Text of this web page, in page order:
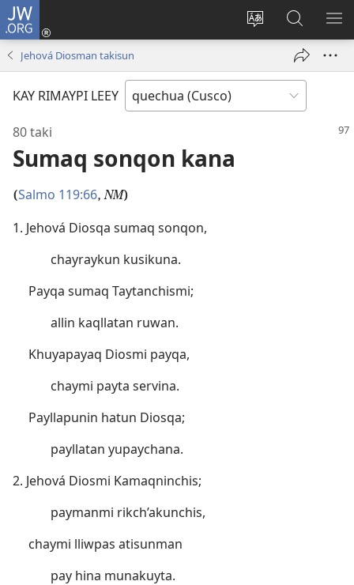
JW.ORG
Direccionpi
Sutiykiwan
jaykuy
nueva
JW.ORG
nisqapi
maskhay
Jehová Diosman takisun
KAY RIMAYPI LEEY
80 taki
Sumaq sonqon kana
(Salmo 119:66,NM)
1. Jehová Diosqa sumaq sonqon,
chayraykun kusikuna.
Payqa sumaq Taytanchismi;
allin kaqllatan ruwan.
Khuyapayaq Diosmi payqa,
chaymi payta servina.
Payllapunin hatun Diosqa;
payllatan yupaychana.
2. Jehová Diosmi Kamaqninchis;
paymanmi rikch’akunchis,
chaymi lliwpas atisunman
pay hina munakuyta.